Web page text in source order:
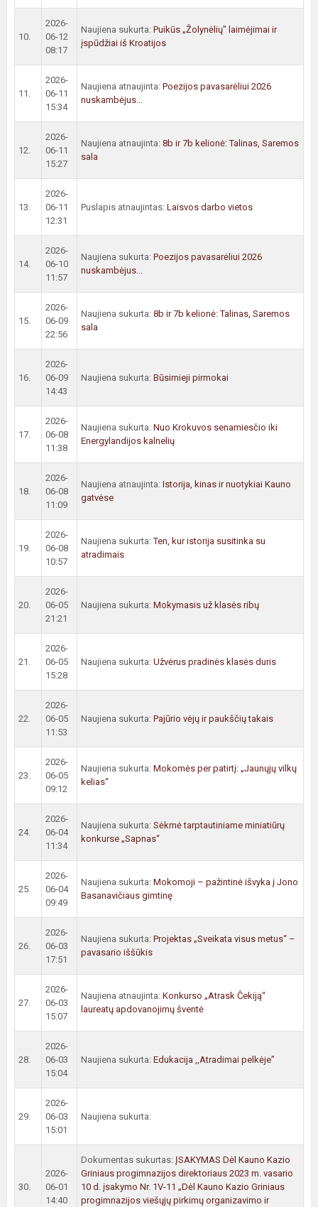
10.
2026-
06-12
08:17
Naujiena sukurta: Puikūs „Žolynėlių" laimėjimai ir
įspūdžiai iš Kroatijos
11.
2026-
06-11
15:34
Naujiena atnaujinta: Poezijos pavasarėliui 2026
nuskambėjus...
12.
2026-
06-11
15:27
Naujiena atnaujinta: 8b ir 7b kelionė: Talinas, Saremos
sala
13.
2026-
06-11
12:31
Puslapis atnaujintas: Laisvos darbo vietos
14.
2026-
06-10
11:57
Naujiena sukurta: Poezijos pavasarėliui 2026
nuskambėjus...
15.
2026-
06-09
22:56
Naujiena sukurta: 8b ir 7b kelionė: Talinas, Saremos
sala
16.
2026-
06-09
14:43
Naujiena sukurta: Būsimieji pirmokai
17.
2026-
06-08
11:38
Naujiena sukurta: Nuo Krokuvos senamiesčio iki
Energylandijos kalnelių
18.
2026-
06-08
11:09
Naujiena atnaujinta: Istorija, kinas ir nuotykiai Kauno
gatvėse
19.
2026-
06-08
10:57
Naujiena sukurta:Ten, kur istorija susitinka su
atradimais
20.
2026-
06-05
21:21
Naujiena sukurta: Mokymasis už klasės ribų
21.
2026-
06-05
15:28
Naujiena sukurta: Užvėrus pradinės klasės duris
22.
2026-
06-05
11:53
Naujiena sukurta: Pajūrio vėjų ir paukščių takais
23.
2026-
06-05
09:12
Naujiena sukurta: Mokomės per patirtį: „Jaunųjų vilkų
kelias“
24.
2026-
06-04
11:34
Naujiena sukurta: Sėkmė tarptautiniame miniatiūrų
konkurse „Sapnas“
25.
2026-
06-04
09:49
Naujiena sukurta: Mokomoji – pažintinė išvyka į Jono
Basanavičiaus gimtinę
26.
2026-
06-03
17:51
Naujiena sukurta: Projektas „Sveikata visus metus“ –
pavasario iššūkis
27.
2026-
06-03
15:07
Naujiena atnaujinta: Konkurso „Atrask Čekiją“
laureatų apdovanojimų šventė
28.
2026-
06-03
15:04
Naujiena sukurta: Edukacija ,,Atradimai pelkėje”
29.
2026-
06-03
15:01
Naujiena sukurta:
30.
2026-
06-01
14:40
Dokumentas sukurtas: ĮSAKYMAS Dėl Kauno Kazio
Griniaus progimnazijos direktoriaus 2023 m. vasario
10 d. įsakymo Nr. 1V-11 „Dėl Kauno Kazio Griniaus
progimnazijos viešųjų pirkimų organizavimo ir